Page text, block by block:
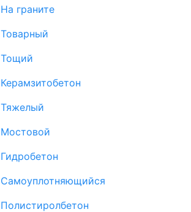
На граните
Товарный
Тощий
Керамзитобетон
Тяжелый
Мостовой
Гидробетон
Самоуплотняющийся
Полистиролбетон